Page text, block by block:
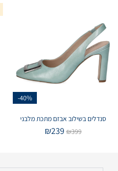
-40%
סנדלים בשילוב אבזם מתכת מלבני
₪399
₪239